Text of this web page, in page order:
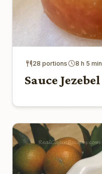
28 portions 8 h 5 min
Sauce Jezebel